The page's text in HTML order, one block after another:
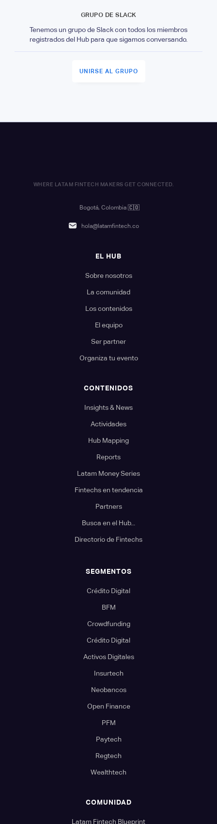
GRUPO DE SLACK
Tenemos un grupo de Slack con todos los miembros
registrados del Hub para que sigamos conversando.
UNIRSE AL GRUPO
WHERE LATAM FINTECH MAKERS GET CONNECTED.
Bogotá, Colombia 🇨🇴
hola@latamfintech.co
EL HUB
Sobre nosotros
La comunidad
Los contenidos
El equipo
Ser partner
Organiza tu evento
CONTENIDOS
Insights & News
Actividades
Hub Mapping
Reports
Latam Money Series
Fintechs en tendencia
Partners
Busca en el Hub...
Directorio de Fintechs
SEGMENTOS
Crédito Digital
BFM
Crowdfunding
Crédito Digital
Activos Digitales
Insurtech
Neobancos
Open Finance
PFM
Paytech
Regtech
Wealthtech
COMUNIDAD
Latam Fintech Blueprint